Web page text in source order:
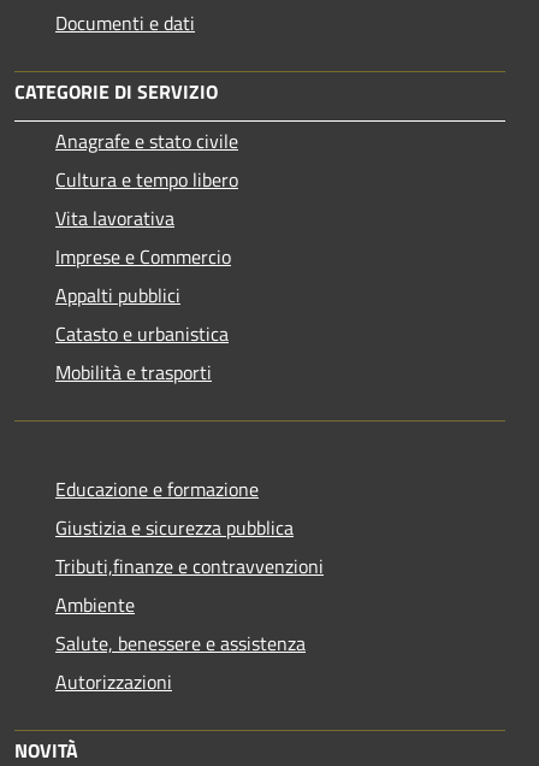
Documenti e dati
CATEGORIE DI SERVIZIO
Anagrafe e stato civile
Cultura e tempo libero
Vita lavorativa
Imprese e Commercio
Appalti pubblici
Catasto e urbanistica
Mobilità e trasporti
Educazione e formazione
Giustizia e sicurezza pubblica
Tributi,finanze e contravvenzioni
Ambiente
Salute, benessere e assistenza
Autorizzazioni
NOVITÀ